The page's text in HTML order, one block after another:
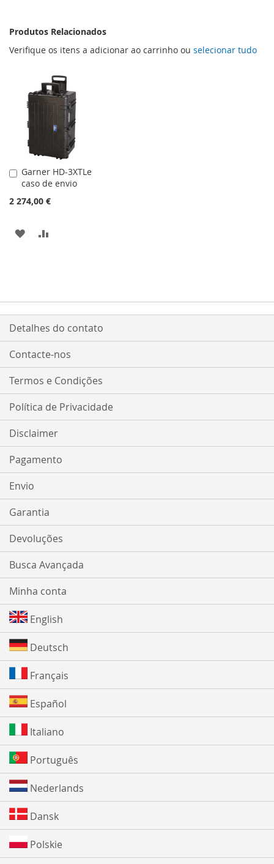
Produtos Relacionados
Verifique os itens a adicionar ao carrinho ou selecionar tudo
Garner HD-3XTLe
caso de envio
2 274,00 €
Adicionar
ao
carrinho
ADICIONAR
DESEJOS
Detalhes do contato
Contacte-nos
Termos e Condições
Política de Privacidade
Disclaimer
Pagamento
Envio
Garantia
Devoluções
Busca Avançada
Minha conta
English
Deutsch
Français
Español
Italiano
Português
Nederlands
Dansk
Polskie